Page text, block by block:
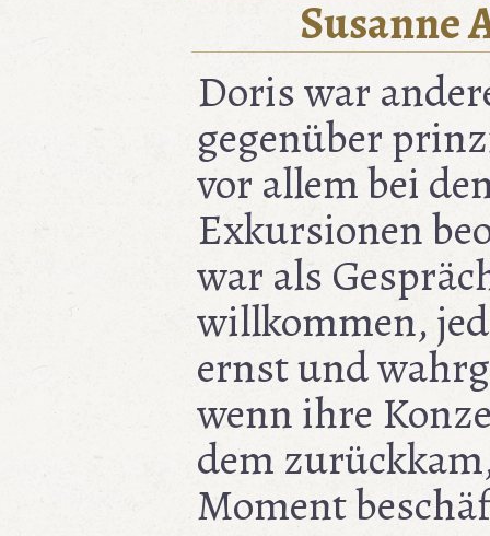
Susanne
Doris war
gegenüber
vor allem bei
Exkursionen
war als
willkommen,
ernst und
wenn ihre
dem
Moment